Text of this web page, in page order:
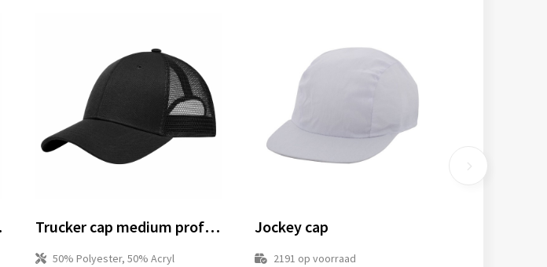
Trucker cap medium profile - Retail
50% Polyester, 50% Acryl
Jockey cap
2191 op voorraad